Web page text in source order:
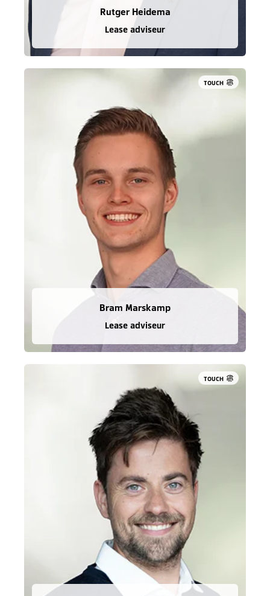
Rutger Heidema
Lease adviseur
TOUCH
Bram Marskamp
Lease adviseur
TOUCH